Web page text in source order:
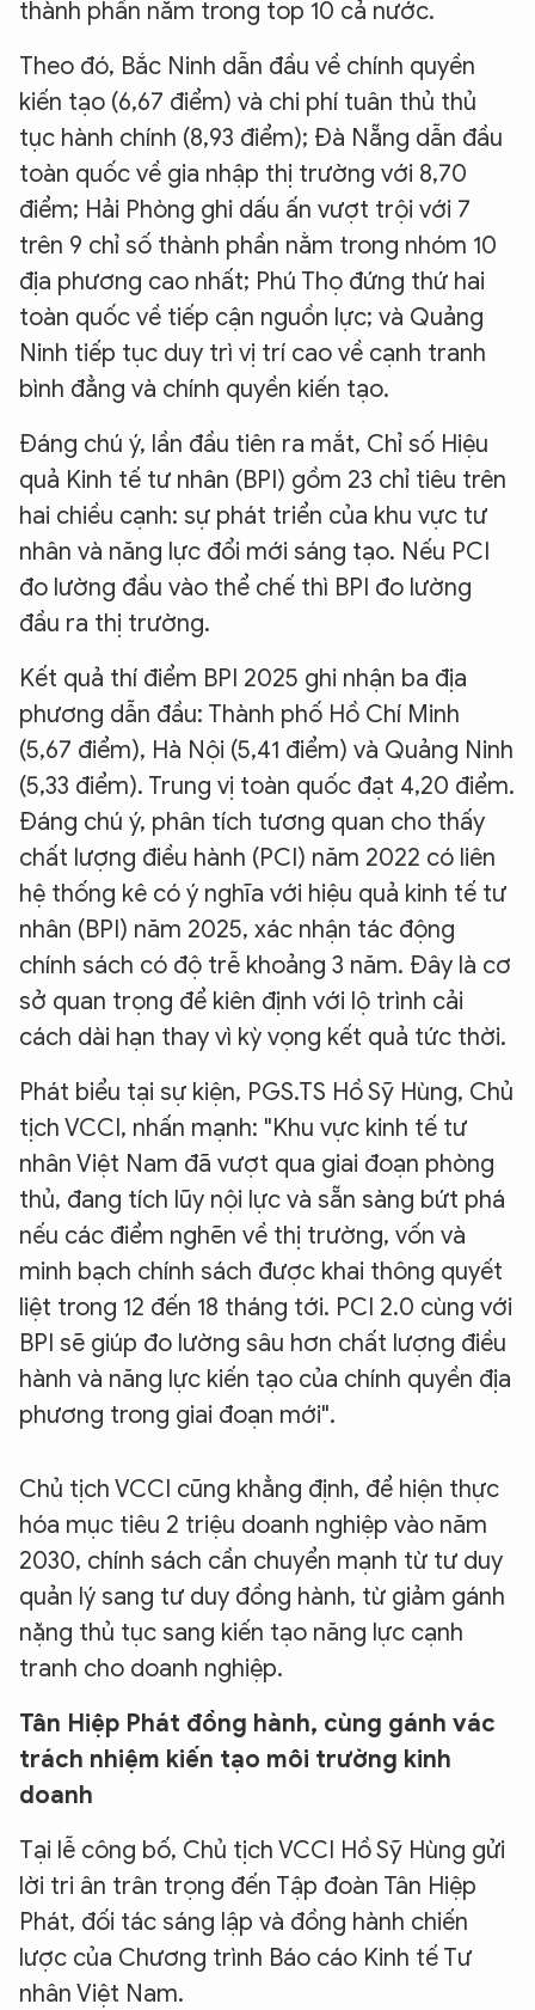
thành phần nằm trong top 10 cả nước.
Theo đó, Bắc Ninh dẫn đầu về chính quyền
kiến tạo (6,67 điểm) và chi phí tuân thủ thủ
tục hành chính (8,93 điểm); Đà Nẵng dẫn đầu
toàn quốc về gia nhập thị trường với 8,70
điểm; Hải Phòng ghi dấu ấn vượt trội với 7
trên 9 chỉ số thành phần nằm trong nhóm 10
địa phương cao nhất; Phú Thọ đứng thứ hai
toàn quốc về tiếp cận nguồn lực; và Quảng
Ninh tiếp tục duy trì vị trí cao về cạnh tranh
bình đẳng và chính quyền kiến tạo.
Đáng chú ý, lần đầu tiên ra mắt, Chỉ số Hiệu
quả Kinh tế tư nhân (BPI) gồm 23 chỉ tiêu trên
hai chiều cạnh: sự phát triển của khu vực tư
nhân và năng lực đổi mới sáng tạo. Nếu PCI
đo lường đầu vào thể chế thì BPI đo lường
đầu ra thị trường.
Kết quả thí điểm BPI 2025 ghi nhận ba địa
phương dẫn đầu: Thành phố Hồ Chí Minh
(5,67 điểm), Hà Nội (5,41 điểm) và Quảng Ninh
(5,33 điểm). Trung vị toàn quốc đạt 4,20 điểm.
Đáng chú ý, phân tích tương quan cho thấy
chất lượng điều hành (PCI) năm 2022 có liên
hệ thống kê có ý nghĩa với hiệu quả kinh tế tư
nhân (BPI) năm 2025, xác nhận tác động
chính sách có độ trễ khoảng 3 năm. Đây là cơ
sở quan trọng để kiên định với lộ trình cải
cách dài hạn thay vì kỳ vọng kết quả tức thời.
Phát biểu tại sự kiện, PGS.TS Hồ Sỹ Hùng, Chủ
tịch VCCI, nhấn mạnh: "Khu vực kinh tế tư
nhân Việt Nam đã vượt qua giai đoạn phòng
thủ, đang tích lũy nội lực và sẵn sàng bứt phá
nếu các điểm nghẽn về thị trường, vốn và
minh bạch chính sách được khai thông quyết
liệt trong 12 đến 18 tháng tới. PCI 2.0 cùng với
BPI sẽ giúp đo lường sâu hơn chất lượng điều
hành và năng lực kiến tạo của chính quyền địa
phương trong giai đoạn mới".
Chủ tịch VCCI cũng khẳng định, để hiện thực
hóa mục tiêu 2 triệu doanh nghiệp vào năm
2030, chính sách cần chuyển mạnh từ tư duy
quản lý sang tư duy đồng hành, từ giảm gánh
nặng thủ tục sang kiến tạo năng lực cạnh
tranh cho doanh nghiệp.
Tân Hiệp Phát đồng hành, cùng gánh vác
trách nhiệm kiến tạo môi trường kinh
doanh
Tại lễ công bố, Chủ tịch VCCI Hồ Sỹ Hùng gửi
lời tri ân trân trọng đến Tập đoàn Tân Hiệp
Phát, đối tác sáng lập và đồng hành chiến
lược của Chương trình Báo cáo Kinh tế Tư
nhân Việt Nam.